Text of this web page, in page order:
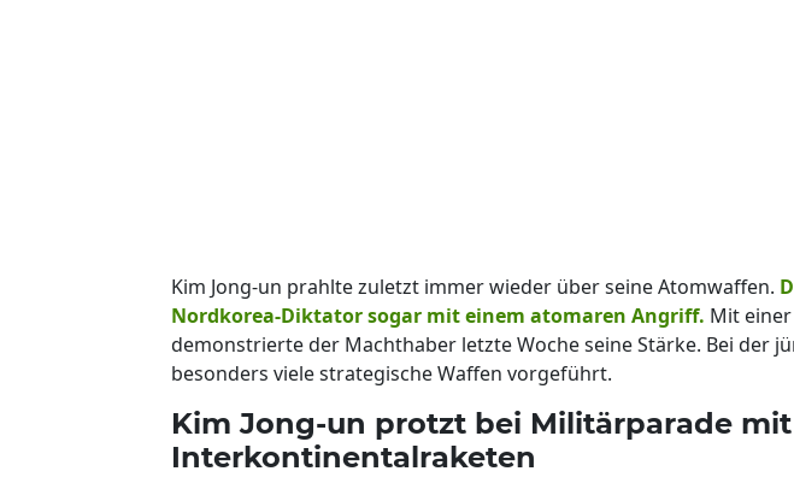
Kim Jong-un prahlte zuletzt immer wieder über seine Atomwaffen.
Nordkorea-Diktator sogar mit einem atomaren Angriff. Mit
demonstrierte der Machthaber letzte Woche seine Stärke. Bei der
besonders viele strategische Waffen vorgeführt.
Kim Jong-un protzt bei Militärparade mit
Interkontinentalraketen